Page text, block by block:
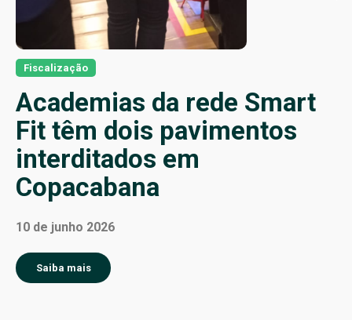
Fiscalização
Academias da rede Smart
Fit têm dois pavimentos
interditados em
Copacabana
10 de junho 2026
Saiba mais